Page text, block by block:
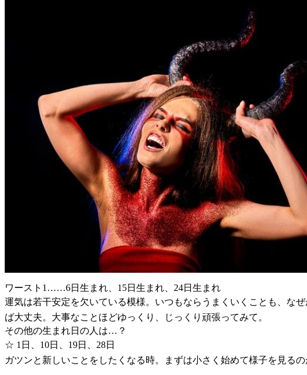
ワースト1……6日生まれ、15日生まれ、24日生まれ
運気は若干安定を欠いている模様。いつもならうまくいくことも、な
ば大丈夫。大事なことほどゆっくり、じっくり頑張ってみて。
その他の生まれ日の人は…？
☆ 1日、10日、19日、28日
ガツンと新しいことをしたくなる時。まずは小さく始めて様子を見るの